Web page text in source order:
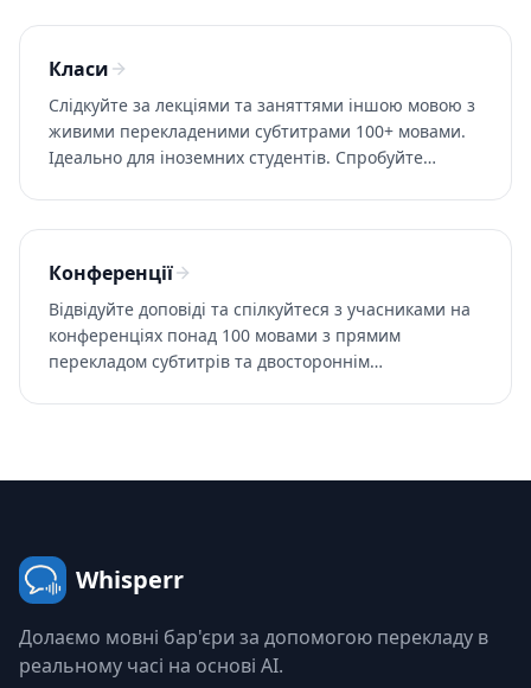
Класи
Слідкуйте за лекціями та заняттями іншою мовою з
живими перекладеними субтитрами 100+ мовами.
Ідеально для іноземних студентів. Спробуйте
Конференції
Відвідуйте доповіді та спілкуйтеся з учасниками на
конференціях понад 100 мовами з прямим
перекладом субтитрів та двостороннім
Whisperr
Долаємо мовні бар'єри за допомогою перекладу в
реальному часі на основі AI.